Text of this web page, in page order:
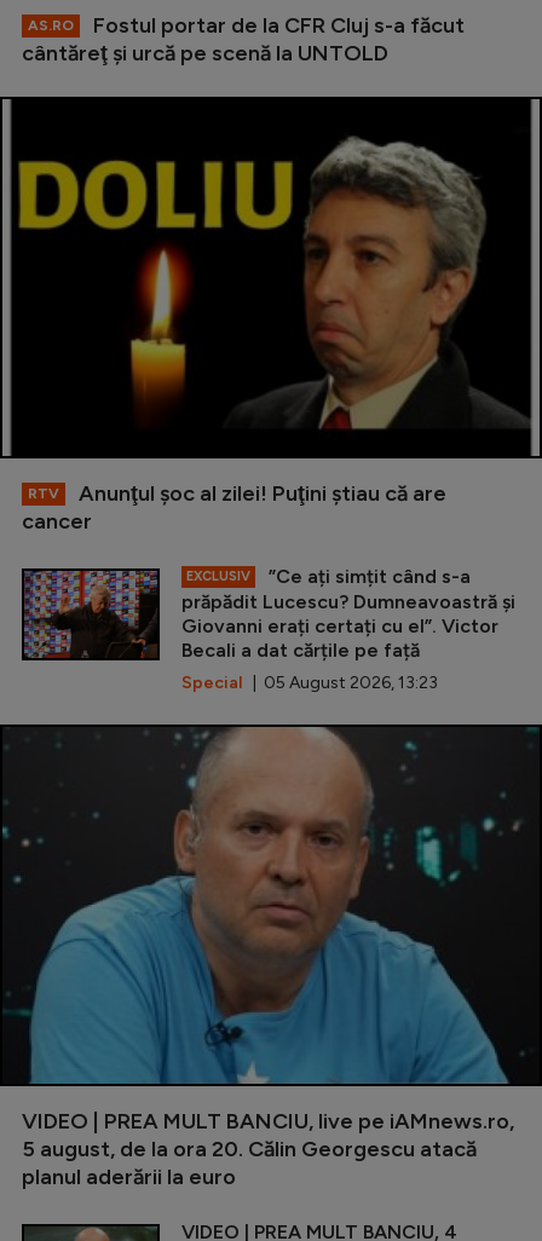
AS.RO
Fostul portar de la CFR Cluj s-a făcut
cântăreţ şi urcă pe scenă la UNTOLD
RTV
Anunţul şoc al zilei! Puţini ştiau că are
cancer
EXCLUSIV
”Ce ați simțit când s-a
prăpădit Lucescu? Dumneavoastră și
Giovanni erați certați cu el”. Victor
Becali a dat cărțile pe față
Special | 05 August 2026, 13:23
VIDEO | PREA MULT BANCIU, live pe iAMnews.ro,
5 august, de la ora 20. Călin Georgescu atacă
planul aderării la euro
VIDEO | PREA MULT BANCIU, 4